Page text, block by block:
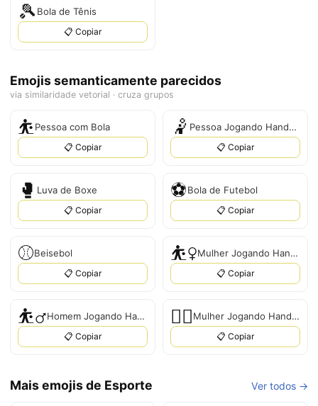
🎾 Bola de Tênis
📋 Copiar
Emojis semanticamente parecidos
via similaridade vetorial · cruza grupos
⛹️Pessoa com Bola
📋 Copiar
🤾 Pessoa Jogando Handebol
📋 Copiar
🥊 Luva de Boxe
📋 Copiar
⚽Bola de Futebol
📋 Copiar
⚾Beisebol
📋 Copiar
⛹‍♀️ Mulher Jogando Handebol
📋 Copiar
⛹‍♂ Homem Jogando Handebol
📋 Copiar
🤾‍♀ Mulher Jogando Handebol
📋 Copiar
Mais emojis de Esporte Ver todos →